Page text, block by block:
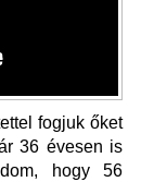
fogjuk őket
36 évesen is
hogy 56